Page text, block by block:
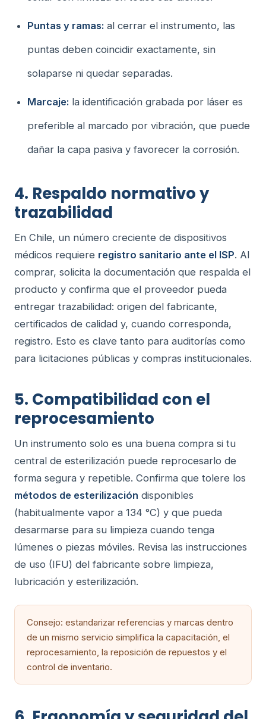
Puntas y ramas: al cerrar el instrumento, las
puntas deben coincidir exactamente, sin
solaparse ni quedar separadas.
Marcaje: la identificación grabada por láser es
preferible al marcado por vibración, que puede
dañar la capa pasiva y favorecer la corrosión.
4. Respaldo normativo y
trazabilidad
En Chile, un número creciente de dispositivos
médicos requiere registro sanitario ante el ISP. Al
comprar, solicita la documentación que respalda el
producto y confirma que el proveedor pueda
entregar trazabilidad: origen del fabricante,
certificados de calidad y, cuando corresponda,
registro. Esto es clave tanto para auditorías como
para licitaciones públicas y compras institucionales.
5. Compatibilidad con el
reprocesamiento
Un instrumento solo es una buena compra si tu
central de esterilización puede reprocesarlo de
forma segura y repetible. Confirma que tolere los
métodos de esterilización disponibles
(habitualmente vapor a 134 °C) y que pueda
desarmarse para su limpieza cuando tenga
lúmenes o piezas móviles. Revisa las instrucciones
de uso (IFU) del fabricante sobre limpieza,
lubricación y esterilización.
Consejo: estandarizar referencias y marcas dentro
de un mismo servicio simplifica la capacitación, el
reprocesamiento, la reposición de repuestos y el
control de inventario.